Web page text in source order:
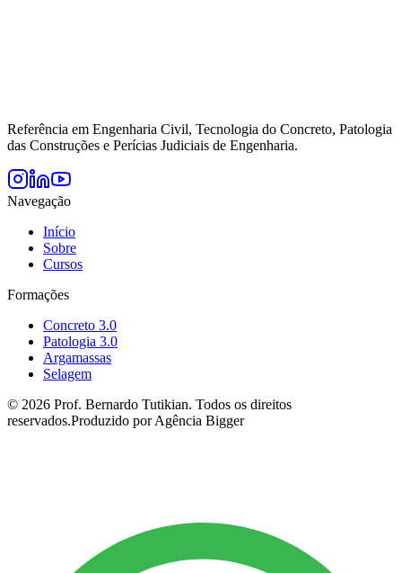
Referência em Engenharia Civil, Tecnologia do Concreto, Patologia
das Construções e Perícias Judiciais de Engenharia.
Navegação
Início
Sobre
Cursos
Formações
Concreto 3.0
Patologia 3.0
Argamassas
Selagem
© 2026 Prof. Bernardo Tutikian. Todos os direitos
reservados.Produzido por Agência Bigger